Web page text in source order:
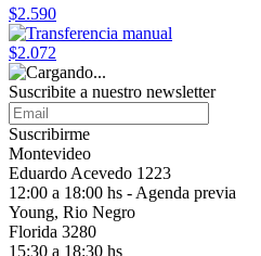
$2.590
$2.072
Suscribite a nuestro newsletter
Suscribirme
Montevideo
Eduardo Acevedo 1223
12:00 a 18:00 hs - Agenda previa
Young, Rio Negro
Florida 3280
15:30 a 18:30 hs